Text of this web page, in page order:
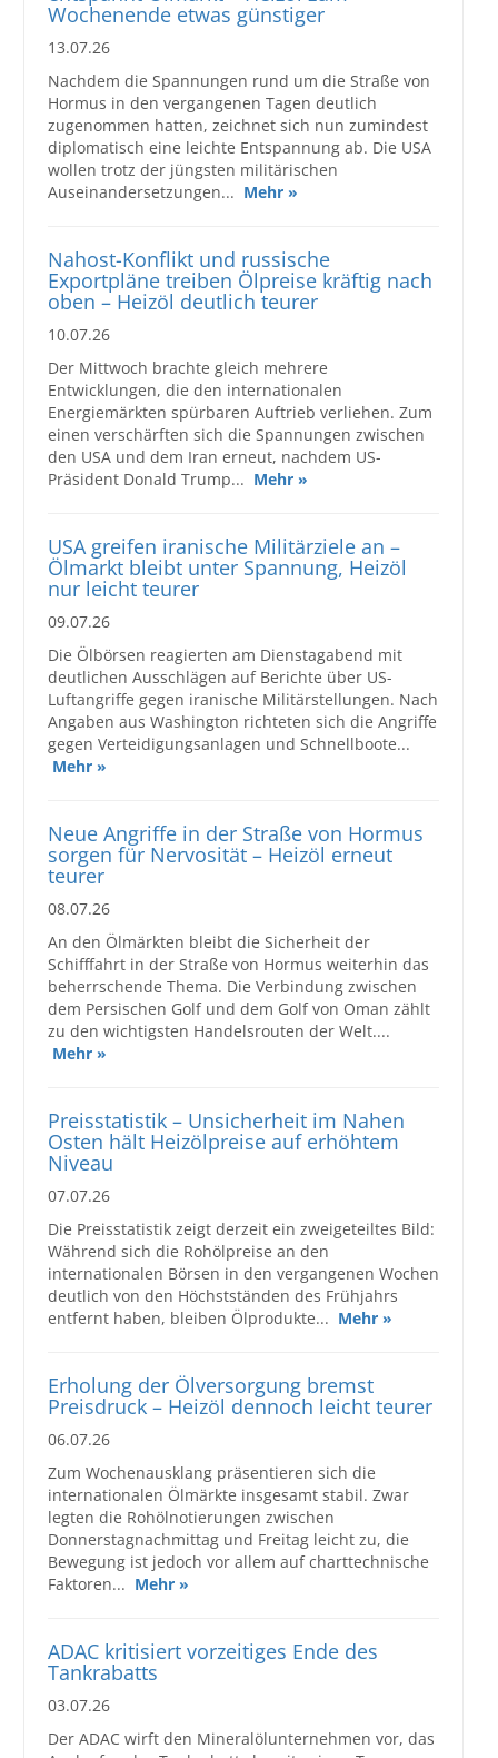
Wochenende etwas günstiger
13.07.26
Nachdem die Spannungen rund um die Straße von
Hormus in den vergangenen Tagen deutlich
zugenommen hatten, zeichnet sich nun zumindest
diplomatisch eine leichte Entspannung ab. Die USA
wollen trotz der jüngsten militärischen
Auseinandersetzungen... Mehr »
Nahost-Konflikt und russische
Exportpläne treiben Ölpreise kräftig nach
oben – Heizöl deutlich teurer
10.07.26
Der Mittwoch brachte gleich mehrere
Entwicklungen, die den internationalen
Energiemärkten spürbaren Auftrieb verliehen. Zum
einen verschärften sich die Spannungen zwischen
den USA und dem Iran erneut, nachdem US-
Präsident Donald Trump... Mehr »
USA greifen iranische Militärziele an –
Ölmarkt bleibt unter Spannung, Heizöl
nur leicht teurer
09.07.26
Die Ölbörsen reagierten am Dienstagabend mit
deutlichen Ausschlägen auf Berichte über US-
Luftangriffe gegen iranische Militärstellungen. Nach
Angaben aus Washington richteten sich die Angriffe
gegen Verteidigungsanlagen und Schnellboote...
Mehr »
Neue Angriffe in der Straße von Hormus
sorgen für Nervosität – Heizöl erneut
teurer
08.07.26
An den Ölmärkten bleibt die Sicherheit der
Schifffahrt in der Straße von Hormus weiterhin das
beherrschende Thema. Die Verbindung zwischen
dem Persischen Golf und dem Golf von Oman zählt
zu den wichtigsten Handelsrouten der Welt....
Mehr »
Preisstatistik – Unsicherheit im Nahen
Osten hält Heizölpreise auf erhöhtem
Niveau
07.07.26
Die Preisstatistik zeigt derzeit ein zweigeteiltes Bild:
Während sich die Rohölpreise an den
internationalen Börsen in den vergangenen Wochen
deutlich von den Höchstständen des Frühjahrs
entfernt haben, bleiben Ölprodukte... Mehr »
Erholung der Ölversorgung bremst
Preisdruck – Heizöl dennoch leicht teurer
06.07.26
Zum Wochenausklang präsentieren sich die
internationalen Ölmärkte insgesamt stabil. Zwar
legten die Rohölnotierungen zwischen
Donnerstagnachmittag und Freitag leicht zu, die
Bewegung ist jedoch vor allem auf charttechnische
Faktoren... Mehr »
ADAC kritisiert vorzeitiges Ende des
Tankrabatts
03.07.26
Der ADAC wirft den Mineralölunternehmen vor, das